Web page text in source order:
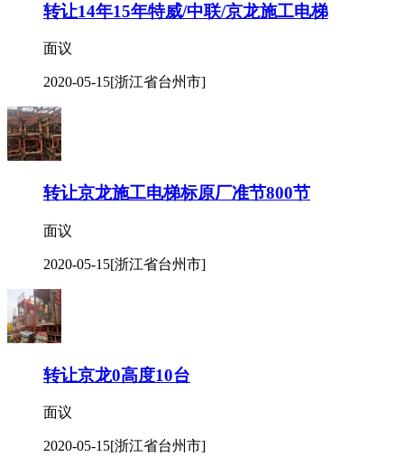
转让14年15年特威/中联/京龙施工电梯
面议
2020-05-15[浙江省台州市]
转让京龙施工电梯标原厂准节800节
面议
2020-05-15[浙江省台州市]
转让京龙0高度10台
面议
2020-05-15[浙江省台州市]